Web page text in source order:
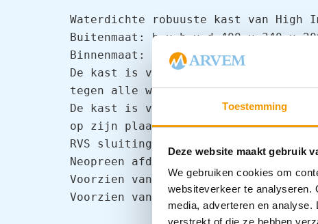
Toestemming
Deze website maakt gebruik
We gebruiken cookies om
websiteverkeer te analyseren.
media, adverteren en
Waterdichte robuuste kast van High
Buitenmaat: b x h x d 400 x 340 x
Binnenmaat: b x h x d 320 x 280 x
De kast is voorzien van roestvaste
tegen alle weersinvloeden
De kast is voorzien van kunststof
op zijn plaats blijft
RVS sluitingen zijn geborsteld
Neopreen afdichtingen
Voorzien van oog voor hangslot /
Voorzien van een zichtvenster